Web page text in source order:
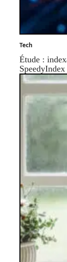
Tech
Étude :
SpeedyIndex